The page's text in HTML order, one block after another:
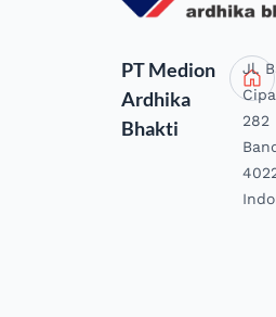
PT Medion
Ardhika
Bhakti
Jl.
282